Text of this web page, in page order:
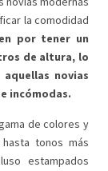
la comodidad
por tener un
de altura, lo
novias
incómodas.
de colores y
tonos más
estampados